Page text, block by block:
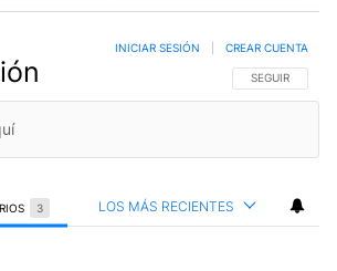
SIGA ESTA
SEGUIR
INICIAR SESIÓN CREAR CUENTA
3 LOS MÁS RECIENTES